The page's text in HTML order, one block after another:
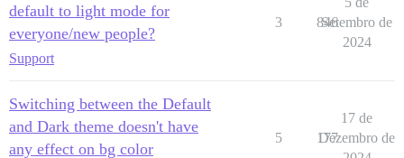
default to light mode for
everyone/new people?
Support
3 846
Setembro de
2024
Switching between the Default
and Dark theme doesn't have
any effect on bg color
5 177
17 de
Dezembro de